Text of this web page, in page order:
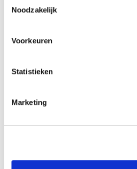
Noodzakelijk
Voorkeuren
Statistieken
Marketing
wat heeft de persoon
bijzonder is. Een
toegekend voor een in het